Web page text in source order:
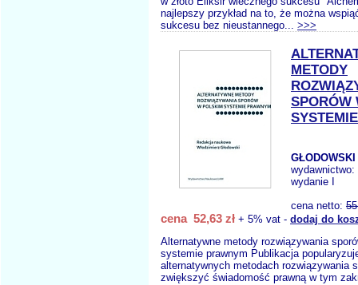
najlepszy przykład na to, że można
sukcesu bez nieustannego... >>>
METODY
SPORÓW
GŁODOWSKI
wydawnictwo:
wydanie I
cena netto:
cena 52,63 zł + 5% vat - dodaj do
Alternatywne metody rozwiązywania
systemie prawnym Publikacja
alternatywnych metodach rozwiązywania
zwiększyć świadomość prawną w tym